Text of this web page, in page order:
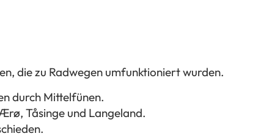
die zu Radwegen umfunktioniert wurden.
durch Mittelfünen.
Tåsinge und Langeland.